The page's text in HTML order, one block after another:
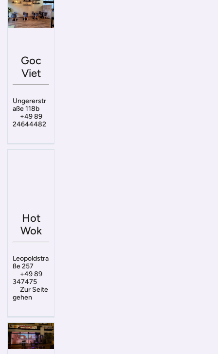
Goc
Viet
Ungererstr
aße 118b
+49 89
24644482
Hot
Wok
Leopoldstra
ße 257
+49 89
347475
Zur Seite
gehen